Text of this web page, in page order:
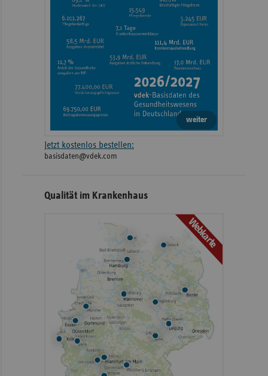
weiter
Jetzt kostenlos bestellen:
basisdaten@vdek.com
Qualität im Krankenhaus
Webkarte